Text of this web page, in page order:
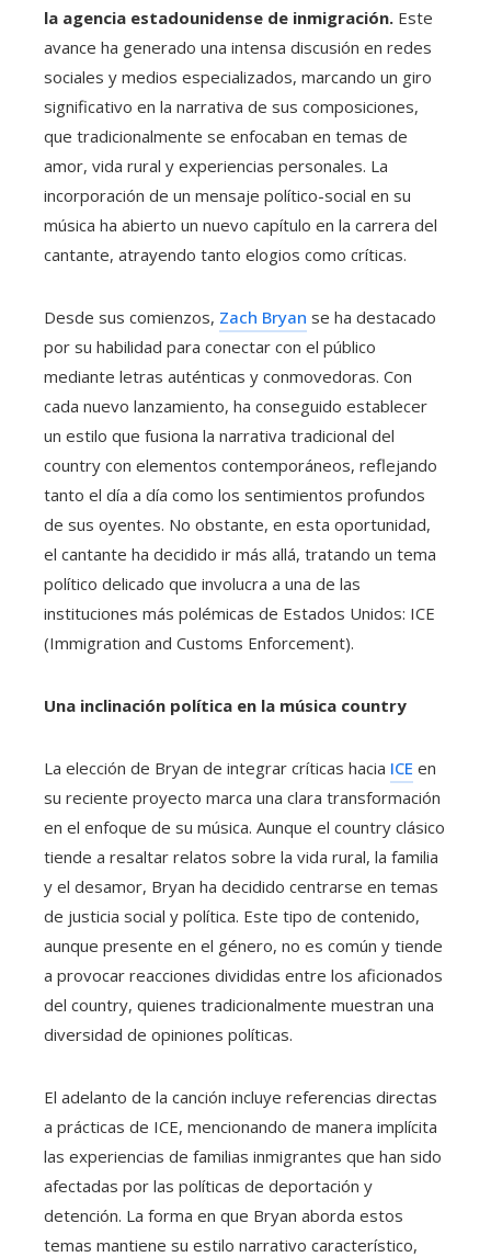
la agencia estadounidense de inmigración. Este
avance ha generado una intensa discusión en redes
sociales y medios especializados, marcando un giro
significativo en la narrativa de sus composiciones,
que tradicionalmente se enfocaban en temas de
amor, vida rural y experiencias personales. La
incorporación de un mensaje político-social en su
música ha abierto un nuevo capítulo en la carrera del
cantante, atrayendo tanto elogios como críticas.
Desde sus comienzos, Zach Bryan se ha destacado
por su habilidad para conectar con el público
mediante letras auténticas y conmovedoras. Con
cada nuevo lanzamiento, ha conseguido establecer
un estilo que fusiona la narrativa tradicional del
country con elementos contemporáneos, reflejando
tanto el día a día como los sentimientos profundos
de sus oyentes. No obstante, en esta oportunidad,
el cantante ha decidido ir más allá, tratando un tema
político delicado que involucra a una de las
instituciones más polémicas de Estados Unidos: ICE
(Immigration and Customs Enforcement).
Una inclinación política en la música country
La elección de Bryan de integrar críticas hacia ICE en
su reciente proyecto marca una clara transformación
en el enfoque de su música. Aunque el country clásico
tiende a resaltar relatos sobre la vida rural, la familia
y el desamor, Bryan ha decidido centrarse en temas
de justicia social y política. Este tipo de contenido,
aunque presente en el género, no es común y tiende
a provocar reacciones divididas entre los aficionados
del country, quienes tradicionalmente muestran una
diversidad de opiniones políticas.
El adelanto de la canción incluye referencias directas
a prácticas de ICE, mencionando de manera implícita
las experiencias de familias inmigrantes que han sido
afectadas por las políticas de deportación y
detención. La forma en que Bryan aborda estos
temas mantiene su estilo narrativo característico,